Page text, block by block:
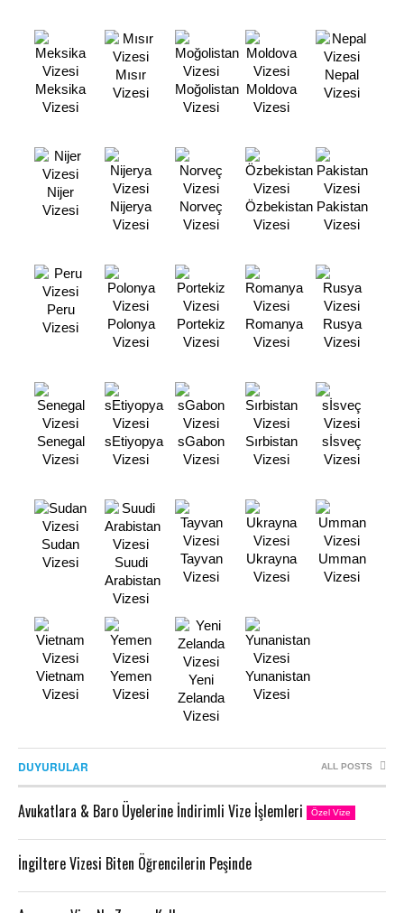
Meksika
Vizesi
Mısır
Vizesi
Moğolistan
Vizesi
Moldova
Vizesi
Nepal
Vizesi
Nijer
Vizesi
Nijerya
Vizesi
Norveç
Vizesi
Özbekistan
Vizesi
Pakistan
Vizesi
Peru
Vizesi
Polonya
Vizesi
Portekiz
Vizesi
Romanya
Vizesi
Rusya
Vizesi
Senegal
Vizesi
sEtiyopya
Vizesi
sGabon
Vizesi
Sırbistan
Vizesi
sİsveç
Vizesi
Sudan
Vizesi
Suudi
Arabistan
Vizesi
Tayvan
Vizesi
Ukrayna
Vizesi
Umman
Vizesi
Vietnam
Vizesi
Yemen
Vizesi
Yeni
Zelanda
Vizesi
Yunanistan
Vizesi
DUYURULAR ALL POSTS
Avukatlara & Baro Üyelerine İndirimli Vize İşlemleri Özel Vize
İngiltere Vizesi Biten Öğrencilerin Peşinde